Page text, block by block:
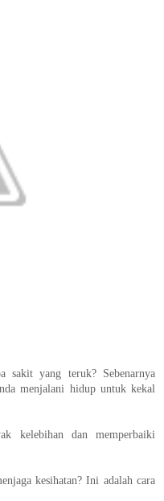
sakit yang teruk? Sebenarnya
menjalani hidup untuk kekal
kelebihan dan memperbaiki
kesihatan? Ini adalah cara